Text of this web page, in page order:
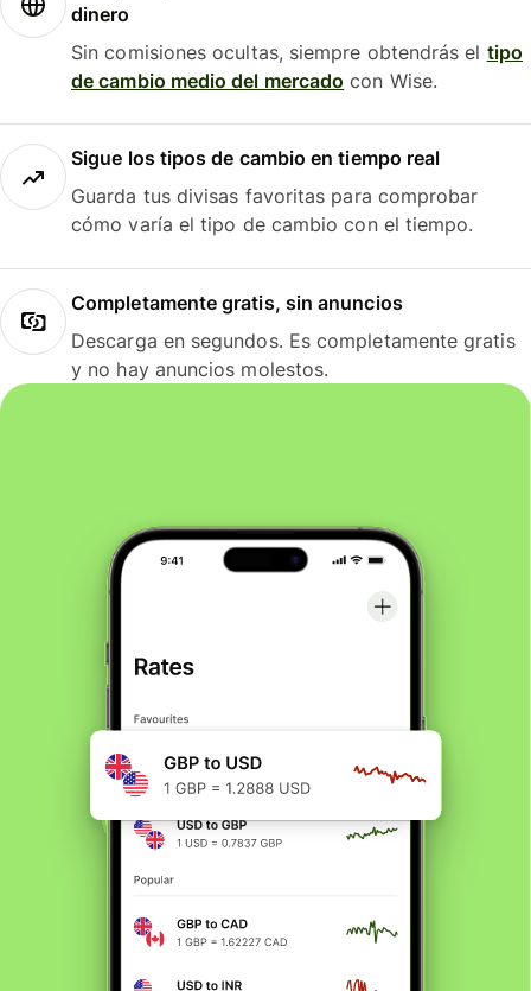
dinero
Sin comisiones ocultas, siempre obtendrás el tipo
de cambio medio del mercado con Wise.
Sigue los tipos de cambio en tiempo real
Guarda tus divisas favoritas para comprobar
cómo varía el tipo de cambio con el tiempo.
Completamente gratis, sin anuncios
Descarga en segundos. Es completamente gratis
y no hay anuncios molestos.